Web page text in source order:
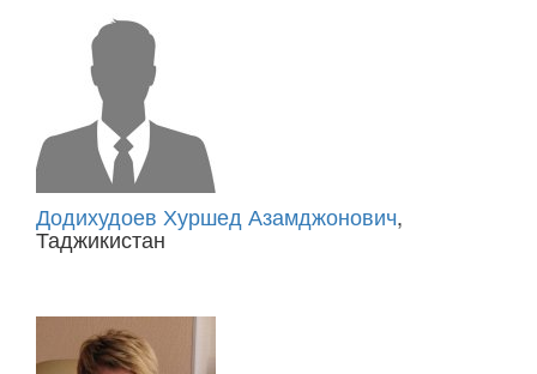
Додихудоев Хуршед Азамджонович,
Таджикистан